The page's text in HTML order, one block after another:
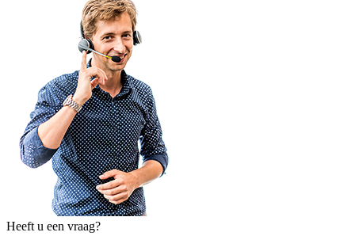
Heeft u een vraag?